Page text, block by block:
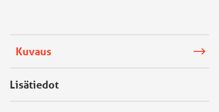
Kuvaus
Lisätiedot